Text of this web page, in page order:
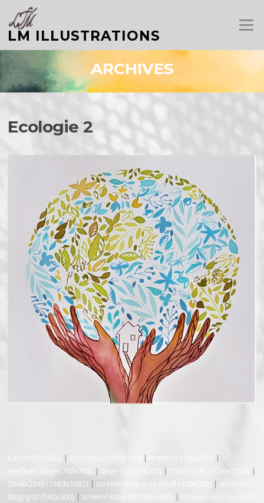
contenu
LM ILLUSTRATIONS
Menu
ARCHIVES
Ecologie 2
| |
|
medium_large (768x768)
| large (1201x1200) | 1536x1536 (1536x1536)
|
2048x2048 (1683x1682) | screenr-blog-grid-small (350x200) | screenr-
blog-grid (540x300) | screenr-blog-list (790x400) |
screenr-service-small